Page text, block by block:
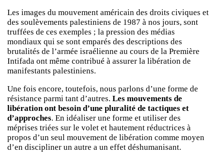
Les images du mouvement américain des droits civiques et
des soulèvements palestiniens de 1987 à nos jours, sont
truffées de ces exemples ; la pression des médias
mondiaux qui se sont emparés des descriptions des
brutalités de l’armée israélienne au cours de la Première
Intifada ont même contribué à assurer la libération de
manifestants palestiniens.
Une fois encore, toutefois, nous parlons d’une forme de
résistance parmi tant d’autres. Les mouvements de
libération ont besoin d’une pluralité de tactiques et
d’approches. En idéaliser une forme et utiliser des
méprises triées sur le volet et hautement réductrices à
propos d’un seul mouvement de libération comme moyen
d’en discipliner un autre a un effet déshumanisant.